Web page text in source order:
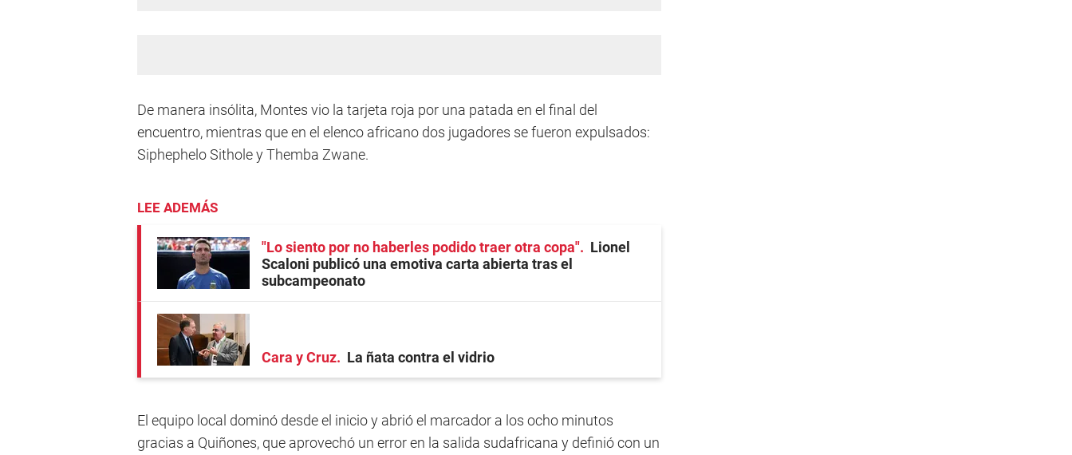
De manera insólita, Montes vio la tarjeta roja por una patada en el final del
encuentro, mientras que en el elenco africano dos jugadores se fueron expulsados:
Siphephelo Sithole y Themba Zwane.
LEE ADEMÁS
"Lo siento por no haberles podido traer otra copa"
Lionel
Scaloni publicó una emotiva carta abierta tras el
subcampeonato
Cara y Cruz La ñata contra el vidrio
El equipo local dominó desde el inicio y abrió el marcador a los ocho minutos
gracias a Quiñones, que aprovechó un error en la salida sudafricana y definió con un